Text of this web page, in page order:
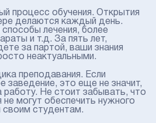
процесс обучения. Открытия
делаются каждый день.
лечения, более
и т.д. За пять лет,
за партой, ваши знания
неактуальными.
преподавания. Если
заведение, это еще не значит,
работу. Не стоит забывать, что
не могут обеспечить нужного
своим студентам.